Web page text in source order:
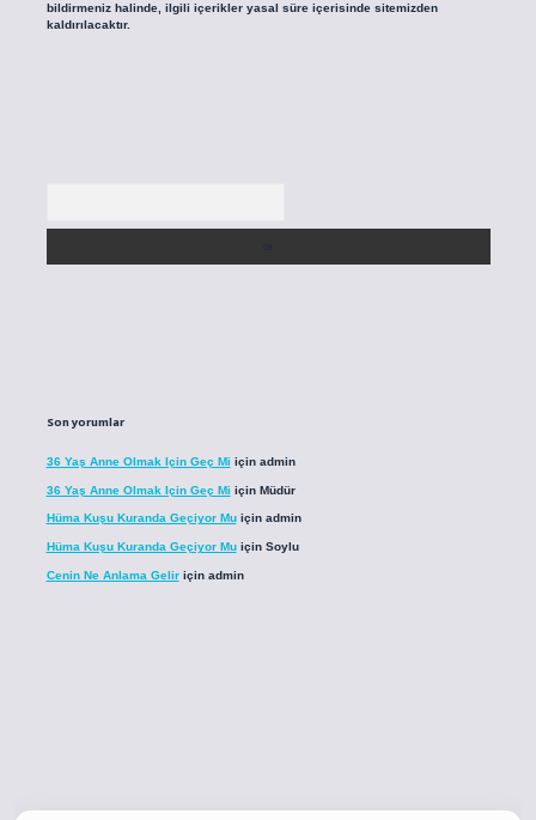
bildirmeniz halinde, ilgili içerikler yasal süre içerisinde sitemizden
kaldırılacaktır.
Son yorumlar
36 Yaş Anne Olmak Için Geç Mi için admin
36 Yaş Anne Olmak Için Geç Mi için Müdür
Hüma Kuşu Kuranda Geçiyor Muiçin admin
Hüma Kuşu Kuranda Geçiyor Muiçin Soylu
Cenin Ne Anlama Geliriçin admin